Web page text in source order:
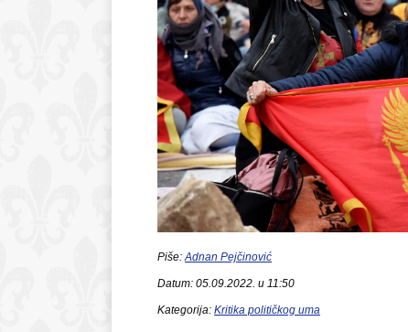
Piše:Adnan Pejčinović
Datum: 05.09.2022. u 11:50
Kategorija: Kritika političkog uma